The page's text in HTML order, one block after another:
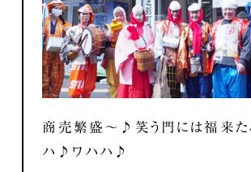
商売繁盛～♪笑う門には福来
ハ♪ワハハ♪